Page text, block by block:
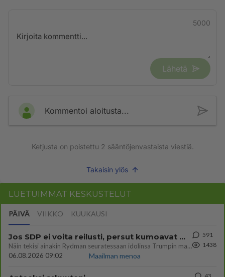
5000
Lähetä
Kommentoi aloitusta...
Ketjusta on poistettu 2 sääntöjenvastaista viestiä.
Takaisin ylös
LUETUIMMAT KESKUSTELUT
PÄIVÄ VIIKKO KUUKAUSI
Jos SDP ei voita reilusti, persut kumoavat demokratian Suomesta
Näin tekisi ainakin Rydman seuratessaan idolinsa Trumpin mallia https://www.is.fi/politiikka/art-2000012187244.html
06.08.2026 09:02
Maailman menoa
591
1438